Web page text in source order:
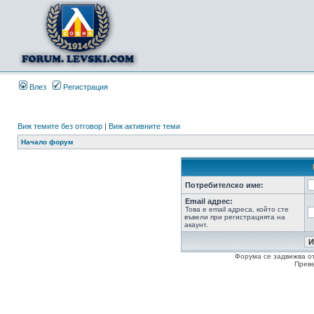
Влез Регистрация
Виж темите без отговор | Виж активните теми
Начало форум
Потребителско име:
Email адрес:
Това е email адреса, който сте
въвели при регистрацията на
акаунт.
Форума се задвижва